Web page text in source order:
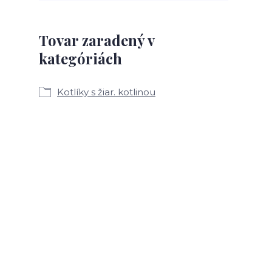
Tovar zaradený v
kategóriách
Kotlíky s žiar. kotlinou